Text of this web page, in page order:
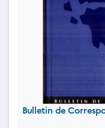
Bulletin de